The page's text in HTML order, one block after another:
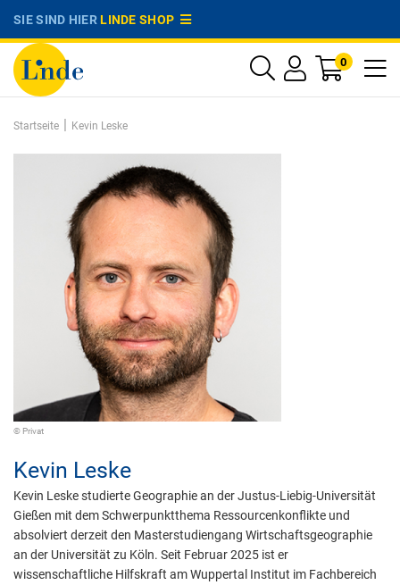
SIE SIND HIERLINDE SHOP
0
Startseite | Kevin Leske
© Privat
Kevin Leske
Kevin Leske studierte Geographie an der Justus-Liebig-Universität
Gießen mit dem Schwerpunktthema Ressourcenkonflikte und
absolviert derzeit den Masterstudiengang Wirtschaftsgeographie
an der Universität zu Köln. Seit Februar 2025 ist er
wissenschaftliche Hilfskraft am Wuppertal Institut im Fachbereich